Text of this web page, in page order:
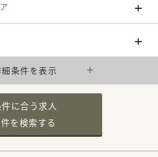
条件を表示
に合う求人
件を検索する